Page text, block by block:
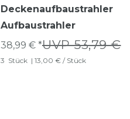
Deckenaufbaustrahler
Aufbaustrahler
UVP 53,79 €
38,99 € *
3 Stück | 13,00 € / Stück